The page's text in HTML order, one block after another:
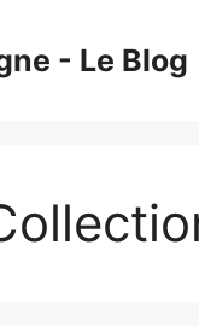
- Le Blog